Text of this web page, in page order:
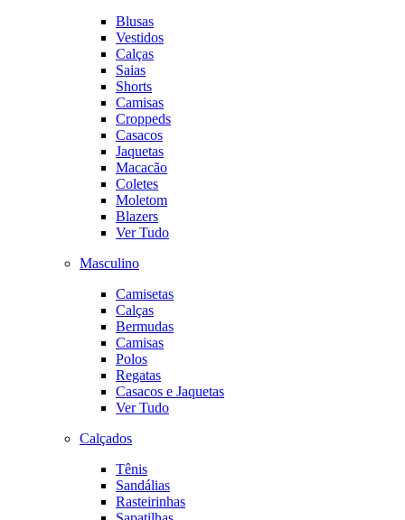
Blusas
Vestidos
Calças
Saias
Shorts
Camisas
Croppeds
Casacos
Jaquetas
Macacão
Coletes
Moletom
Blazers
Ver Tudo
Masculino
Camisetas
Calças
Bermudas
Camisas
Polos
Regatas
Casacos e Jaquetas
Ver Tudo
Calçados
Tênis
Sandálias
Rasteirinhas